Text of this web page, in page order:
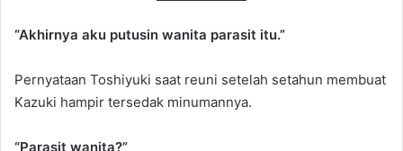
“Akhirnya aku putusin wanita parasit itu.”
Pernyataan Toshiyuki saat reuni setelah setahun membuat
Kazuki hampir tersedak minumannya.
“Parasit wanita?”